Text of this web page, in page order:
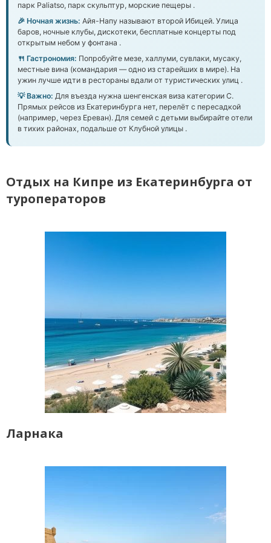
парк Paliatso, парк скульптур, морские пещеры .
🎉 Ночная жизнь: Айя-Напу называют второй Ибицей. Улица
баров, ночные клубы, дискотеки, бесплатные концерты под
открытым небом у фонтана .
🍴 Гастрономия: Попробуйте мезе, халлуми, сувлаки, мусаку,
местные вина (командария — одно из старейших в мире). На
ужин лучше идти в рестораны вдали от туристических улиц .
💡 Важно: Для въезда нужна шенгенская виза категории С.
Прямых рейсов из Екатеринбурга нет, перелёт с пересадкой
(например, через Ереван). Для семей с детьми выбирайте отели
в тихих районах, подальше от Клубной улицы .
Отдых на Кипре из Екатеринбурга от
туроператоров
Ларнака